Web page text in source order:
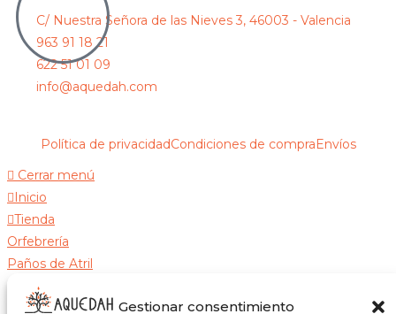
Gestionar consentimiento
C/ Nuestra Señora de las Nieves 3, 46003 - Valencia
963 91 18 21
622 51 01 09
info@aquedah.com
Política de privacidadCondiciones de compraEnvíos
Cerrar menú
Inicio
Tienda
Orfebrería
Paños de Atril
Iconos
Salmistas